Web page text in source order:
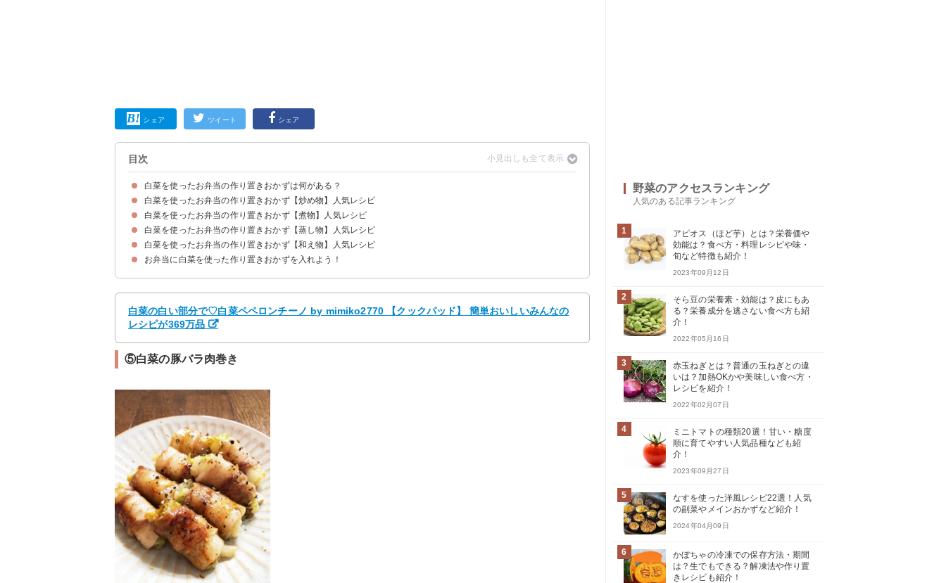
シェア ツイート シェア
目次
白菜を使ったお弁当の作り置きおかずは何がある？
白菜を使ったお弁当の作り置きおかず【炒め物】人気レシピ
①白菜のバター醤油炒め
②白菜の味噌マヨネーズ炒め
③白菜しりしり
④白菜のペペロンチーノ風炒め
⑤白菜の豚バラ肉巻き
⑥明太子入り卵炒め
⑦白菜のハムチーズサンド
⑧白菜のバターポン酢炒め
⑨白菜の卵炒めケチャップ味
白菜を使ったお弁当の作り置きおかず【煮物】人気レシピ
①白菜のすき焼き煮
②白菜の中華煮
③チーズ入り白菜の肉巻きの黒酢煮込み
④メイン料理におすすめの白菜入り煮込みハンバーグ
⑤麻婆白菜
⑥水溶き片栗粉で仕上げる白菜の卵とじ
⑦白菜と春雨の炒め煮
⑧さつま揚げ入り含め煮
白菜を使ったお弁当の作り置きおかず【蒸し物】人気レシピ
①白菜とウィンナーの塩バター蒸し
②白菜のミルフィーユ蒸し
③タラのレンジ蒸し
④白菜のチーズ蒸し
⑤白菜のオリーブオイル蒸し
白菜を使ったお弁当の作り置きおかず【和え物】人気レシピ
①白菜のフレンチドレッシング和え
②白菜のゆず胡椒風味のごま和え
③白菜のオイスターソース和え
④白菜の塩昆布和え
⑤白菜の梅中華和え
⑥白菜の麺つゆマヨ和え
⑦白菜のピリ辛和え
⑧白菜のナムル
⑨かつお節で水分対策をした味噌マヨ和え
⑩白菜のザーサイ和え
⑪白菜とカニカマのレモン和え
お弁当に白菜を使った作り置きおかずを入れよう！
白菜の白い部分で♡白菜ペペロンチーノ by mimiko2770 【クックパッド】 簡単おいしいみんなの
レシピが369万品
⑤白菜の豚バラ肉巻き
野菜のアクセスランキング
人気のある記事ランキング
1
アピオス（ほど芋）とは？栄養価や
効能は？食べ方・料理レシピや味・
旬など特徴も紹介！
2023年09月12日
2
そら豆の栄養素・効能は？皮にもあ
る？栄養成分を逃さない食べ方も紹
介！
2022年05月16日
3
赤玉ねぎとは？普通の玉ねぎとの違
いは？加熱OKかや美味しい食べ方・
レシピを紹介！
2022年02月07日
4
ミニトマトの種類20選！甘い・糖度
順に育てやすい人気品種なども紹
介！
2023年09月27日
5
なすを使った洋風レシピ22選！人気
の副菜やメインおかずなど紹介！
2024年04月09日
6
かぼちゃの冷凍での保存方法・期間
は？生でもできる？解凍法や作り置
きレシピも紹介！